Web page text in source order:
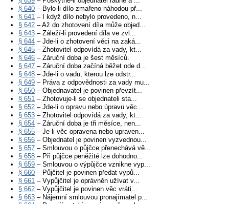
§ 640 – Bylo-li dílo zmařeno náhodou př...
§ 641 – I když dílo nebylo provedeno, n...
§ 642 – Až do zhotovení díla může objed...
§ 643 – Záleží-li provedení díla ve zvl...
§ 644 – Jde-li o zhotovení věci na zaká...
§ 645 – Zhotovitel odpovídá za vady, kt...
§ 646 – Záruční doba je šest měsíců.
§ 647 – Záruční doba začíná běžet ode d...
§ 648 – Jde-li o vadu, kterou lze odstr...
§ 649 – Práva z odpovědnosti za vady mu...
§ 650 – Objednavatel je povinen převzít...
§ 651 – Zhotovuje-li se objednateli sta...
§ 652 – Jde-li o opravu nebo úpravu věc...
§ 653 – Zhotovitel odpovídá za vady, kt...
§ 654 – Záruční doba je tři měsíce, nen...
§ 655 – Je-li věc opravena nebo upraven...
§ 656 – Objednatel je povinen vyzvednou...
§ 657 – Smlouvou o půjčce přenechává vě...
§ 658 – Při půjčce peněžité lze dohodno...
§ 659 – Smlouvou o výpůjčce vznikne vyp...
§ 660 – Půjčitel je povinen předat vypů...
§ 661 – Vypůjčitel je oprávněn užívat v...
§ 662 – Vypůjčitel je povinen věc vráti...
§ 663 – Nájemní smlouvou pronajímatel p...